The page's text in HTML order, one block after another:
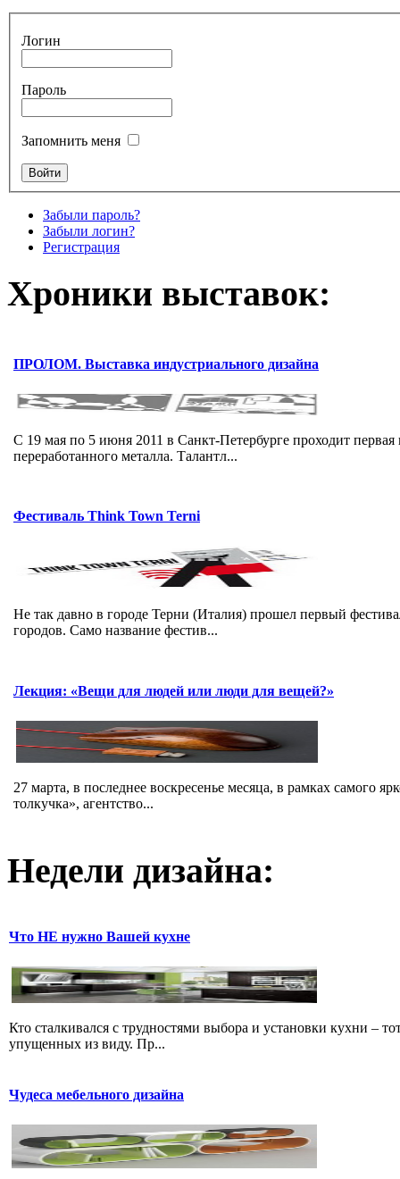
Логин
Пароль
Запомнить меня
Забыли пароль?
Забыли логин?
Регистрация
Хроники выставок:
ПРОЛОМ. Выставка индустриального дизайна
С 19 мая по 5 июня 2011 в Санкт-Петербурге проходит
переработанного металла. Талантл...
Фестиваль Think Town Terni
Не так давно в городе Терни (Италия) прошел первый
городов. Само название фестив...
Лекция: «Вещи для людей или люди для вещей?»
27 марта, в последнее воскресенье месяца, в рамках самого
толкучка», агентство...
Недели дизайна:
Что НЕ нужно Вашей кухне
Кто сталкивался с трудностями выбора и установки кухни –
упущенных из виду. Пр...
Чудеса мебельного дизайна